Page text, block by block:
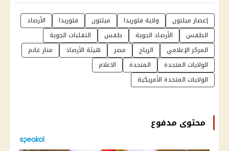
إعصار ميلتون ولاية فلوريدا ميلتون فلوريدا
الأرصاد
الطقس
الأرصاد الجوية طقس
التقلبات الجوية
المركز الإعلامي
الرياح مصر هيئة الأرصاد
منار غانم
الولايات المتحدة
المتحدة
الاعلام
الولايات المتحدة الأمريكية
محتوى مدفوع